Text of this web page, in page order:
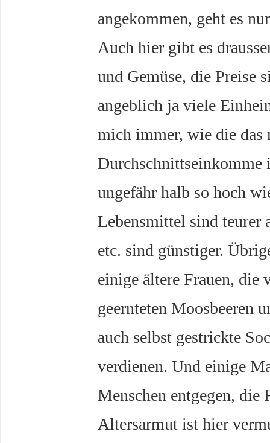
angekommen, geht es
Auch hier gibt es
und Gemüse, die Preise
angeblich ja viele
mich immer, wie die das
ungefähr halb so hoch
Lebensmittel sind
etc. sind günstiger.
einige ältere Frauen, die
geernteten Moosbeeren
auch selbst gestrickte
verdienen. Und einige
Menschen entgegen, die
Altersarmut ist hier